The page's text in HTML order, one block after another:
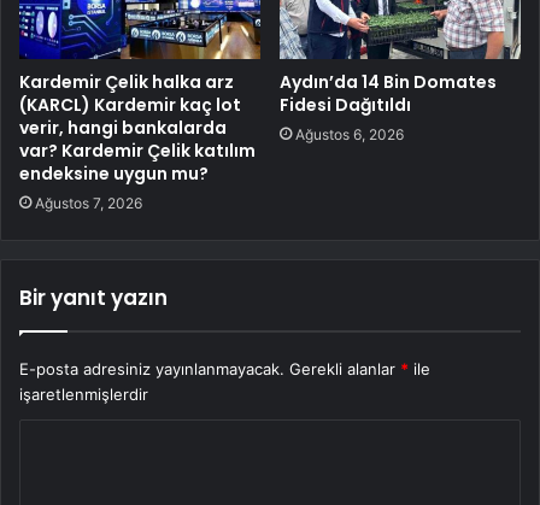
Kardemir Çelik halka arz
(KARCL) Kardemir kaç lot
verir, hangi bankalarda
var? Kardemir Çelik katılım
endeksine uygun mu?
Ağustos 7, 2026
Aydın’da 14 Bin Domates
Fidesi Dağıtıldı
Ağustos 6, 2026
Bir yanıt yazın
E-posta adresiniz yayınlanmayacak. Gerekli alanlar * ile
işaretlenmişlerdir